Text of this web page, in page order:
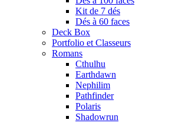
Kit de 7 dés
Dés à 60 faces
Deck Box
Portfolio et Classeurs
Romans
Cthulhu
Earthdawn
Nephilim
Pathfinder
Polaris
Shadowrun